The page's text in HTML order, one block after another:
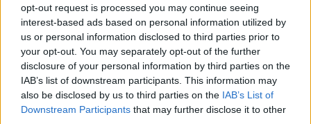
opt-out request is processed you may continue seeing
interest-based ads based on personal information utilized by
us or personal information disclosed to third parties prior to
your opt-out. You may separately opt-out of the further
disclosure of your personal information by third parties on the
IAB’s list of downstream participants. This information may
also be disclosed by us to third parties on the IAB’s List of
Downstream Participants that may further disclose it to other
- Stamattina 27/02/2020 ho provato a riatccare tutti i cavi, con
staccabatterie sempre staccato... inoltre ho tolto i fusibili delle
frecce, del triangolo... nn so ...
connubio tra all allarme e polo + sia fatale...
Non so se dico una coastroneria... è possibile che l allarme
direttamente attaccato assorrbe pochissimo ..ma pur sempre